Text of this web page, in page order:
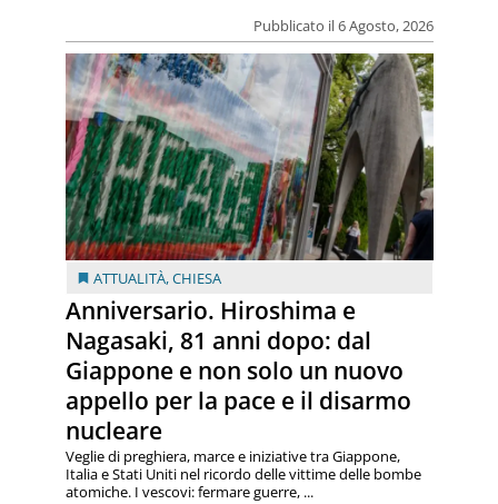
Pubblicato il 6 Agosto, 2026
ATTUALITÀ,CHIESA
Anniversario. Hiroshima e
Nagasaki, 81 anni dopo: dal
Giappone e non solo un nuovo
appello per la pace e il disarmo
nucleare
Veglie di preghiera, marce e iniziative tra Giappone,
Italia e Stati Uniti nel ricordo delle vittime delle bombe
atomiche. I vescovi: fermare guerre, ...